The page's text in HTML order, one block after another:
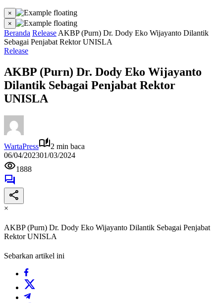
×
×
Beranda Release AKBP (Purn) Dr. Dody Eko Wijayanto Dilantik
Sebagai Penjabat Rektor UNISLA
Release
AKBP (Purn) Dr. Dody Eko Wijayanto
Dilantik Sebagai Penjabat Rektor
UNISLA
WartaPress
2 min baca
06/04/202301/03/2024
1888
×
AKBP (Purn) Dr. Dody Eko Wijayanto Dilantik Sebagai Penjabat
Rektor UNISLA
Sebarkan artikel ini